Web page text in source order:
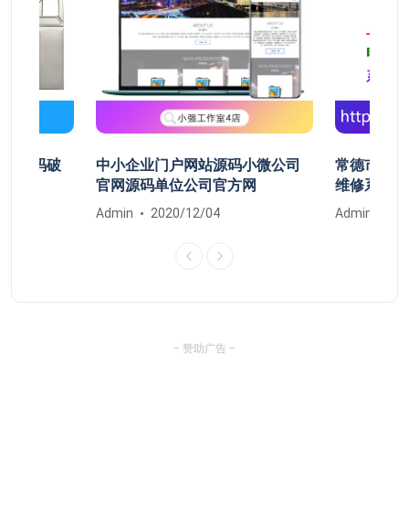
密码破
中小企业门户网站源码小微公司
官网源码单位公司官方网
Admin 2020/12/04
常德市鼎
维修系统
Admin
- 赞助广告 -